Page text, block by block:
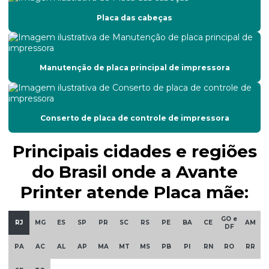
Conserto de plotter de impressão
Conserto de plotter de recorte
Custo da manutenção corretiva
Empresa de manutenção de impressoras
Empresas de manutenção preventiva e corretiva
Filtro de tinta para impressoras
Impressão de adesivos para carros
Impressão eco solvente
Impressão em materiais diversos
Impressão de rótulos personalizados
Placa das cabeças
Manutenção de placa principal de impressora
Conserto de placa de controle de impressora
Principais cidades e regiões
do Brasil onde a Avante
Printer atende Placa mãe:
RJ MG ES SP PR SC RS PE BA CE
GO e
DF
AM
PA AC AL AP MA MT MS PB PI RN RO RR